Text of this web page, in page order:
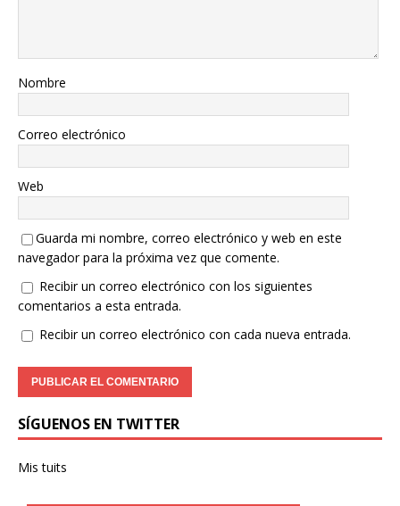
Nombre
Correo electrónico
Web
Guarda mi nombre, correo electrónico y web en este
navegador para la próxima vez que comente.
Recibir un correo electrónico con los siguientes
comentarios a esta entrada.
Recibir un correo electrónico con cada nueva entrada.
SÍGUENOS EN TWITTER
Mis tuits